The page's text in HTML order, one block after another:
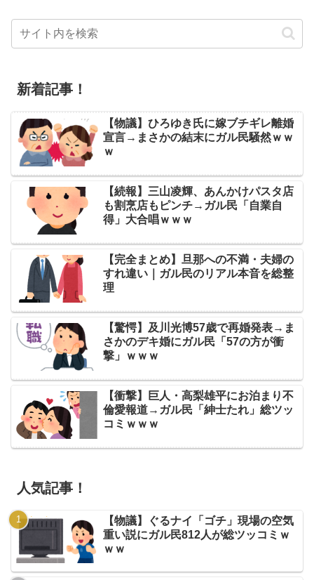
新着記事！
【物議】ひろゆき氏に嫁ブチギレ離婚
宣言→まさかの結末にガル民騒然ｗｗ
ｗ
【続報】三山凌輝、あんかけパスタ店
も割烹店もピンチ→ガル民「自業自
得」大合唱ｗｗｗ
【完全まとめ】旦那への不満・夫婦の
すれ違い｜ガル民のリアル本音を総整
理
【驚愕】及川光博57歳で再婚発表→ま
さかのデキ婚にガル民「57の方が衝
撃」ｗｗｗ
【衝撃】巨人・高梨雄平にお泊まり不
倫愛報道→ガル民「紳士たれ」総ツッ
コミｗｗｗ
人気記事！
【物議】ぐるナイ「ゴチ」現場の空気
重い説にガル民812人が総ツッコミｗ
ｗｗ